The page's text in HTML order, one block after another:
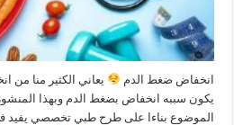
انخفاض ضغط الدم
يعاني الكثير منا من
يكون سببه انخفاض بضغط الدم وبهذا
الموضوع بناءا على طرح طبي تخصصي يفيد